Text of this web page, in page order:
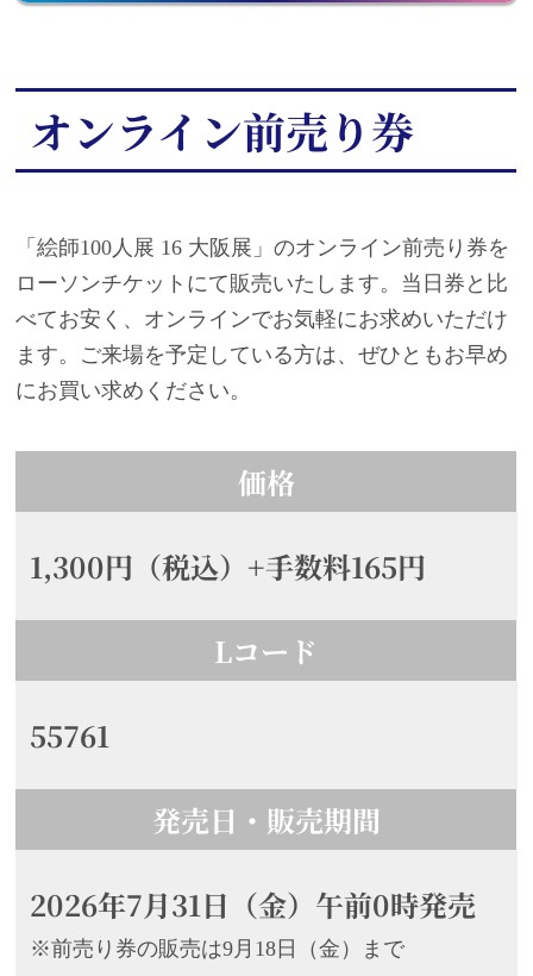
オンライン前売り券
「絵師100人展 16 大阪展」のオンライン前売り券を
ローソンチケットにて販売いたします。当日券と比
べてお安く、オンラインでお気軽にお求めいただけ
ます。ご来場を予定している方は、ぜひともお早め
にお買い求めください。
価格
1,300円（税込）+手数料165円
Lコード
55761
発売日・販売期間
2026年7月31日（金）午前0時発売
※前売り券の販売は9月18日（金）まで